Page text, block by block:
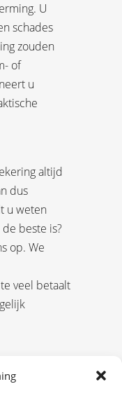
U
schades
zouden
of
u
altijd
dus
u weten
beste is?
op. We
veel betaalt